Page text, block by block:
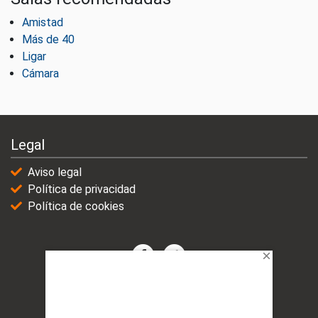
Amistad
Más de 40
Ligar
Cámara
Legal
Aviso legal
Política de privacidad
Política de cookies